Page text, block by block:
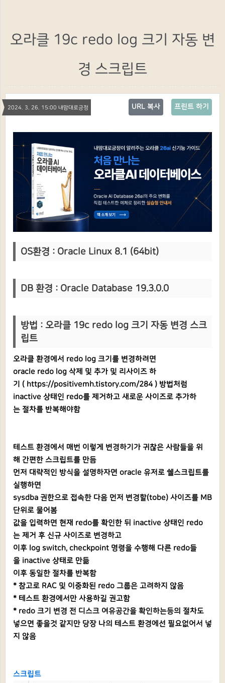
오라클 19c redo log 크기 자동 변
경 스크립트
2024. 3. 26. 15:00 내맘대로긍정 프린트 하기
URL 복사
OS환경 : Oracle Linux 8.1 (64bit)
DB 환경 : Oracle Database 19.3.0.0
방법 : 오라클 19c redo log 크기 자동 변경 스크
립트
오라클 환경에서 redo log 크기를 변경하려면
oracle redo log 삭제 및 추가 및 리사이즈 하
기 ( https://positivemh.tistory.com/284) 방법처럼
inactive 상태인 redo를 제거하고 새로운 사이즈로 추가하
는 절차를 반복해야함
테스트 환경에서 매번 이렇게 변경하기가 귀찮은 사람들을 위
해 간편한 스크립트를 만듬
먼저 대략적인 방식을 설명하자면 oracle 유저로 쉘스크립트를
실행하면
sysdba 권한으로 접속한 다음 먼저 변경할(tobe) 사이즈를 MB
단위로 물어봄
값을 입력하면 현재 redo를 확인한 뒤 inactive 상태인 redo
는 제거 후 신규 사이즈로 변경하고
이후 log switch, checkpoint 명령을 수행해 다른 redo들
을 inactive 상태로 만듦
이후 동일한 절차를 반복함
* 참고로 RAC 및 이중화된 redo 그룹은 고려하지 않음
* 테스트 환경에서만 사용하길 권고함
* redo 크기 변경 전 디스크 여유공간을 확인하는등의 절차도
넣으면 좋을것 같지만 당장 나의 테스트 환경에선 필요없어서 넣
지 않음
스크립트